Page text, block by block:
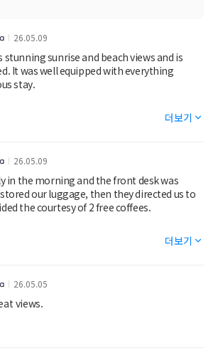
26.05.09
sunrise and beach views and is
It was well equipped with everything
stay.
was extremely disappointing.
to be very superficial, and the bathroom
I was getting dressed for lunch and
otherwise the room would not be
day. This was despite me politely
to finish getting ready. They then left
and waited in the corridor while
me to sit on the balcony half dressed for
some wet towels while others were left on
that the TVs are outdated and it was
to cast Netflix. Thankfully, the staff
the following day. Had the cleaning
been up to standard, our stay would
더보기
26.05.09
in the morning and the front desk was
the courtesy of 2 free coffees.
with a very nice spread of continental
yogurts, plus made-to-order eggs and
shared with our kids was roomy,
It had a beautiful view of the shoreline.
더보기
26.05.05
views.